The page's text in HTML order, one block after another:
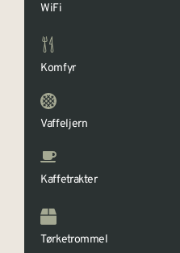
WiFi
Komfyr
Vaffeljern
Kaffetrakter
Tørketrommel